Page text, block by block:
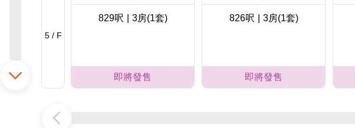
5 / F
829呎 3房(1套)
即將發售
826呎 3房(1套)
即將發售